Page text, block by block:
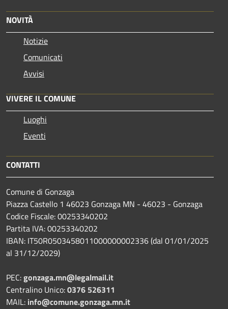
NOVITÀ
Notizie
Comunicati
Avvisi
VIVERE IL COMUNE
Luoghi
Eventi
CONTATTI
Comune di Gonzaga
Piazza Castello 1 46023 Gonzaga MN - 46023 - Gonzaga
Codice Fiscale: 00253340202
Partita IVA: 00253340202
IBAN: IT50R0503458011000000002336 (dal 01/01/2025
al 31/12/2029)
PEC:gonzaga.mn@legalmail.it
Centralino Unico:0376 526311
MAIL: info@comune.gonzaga.mn.it